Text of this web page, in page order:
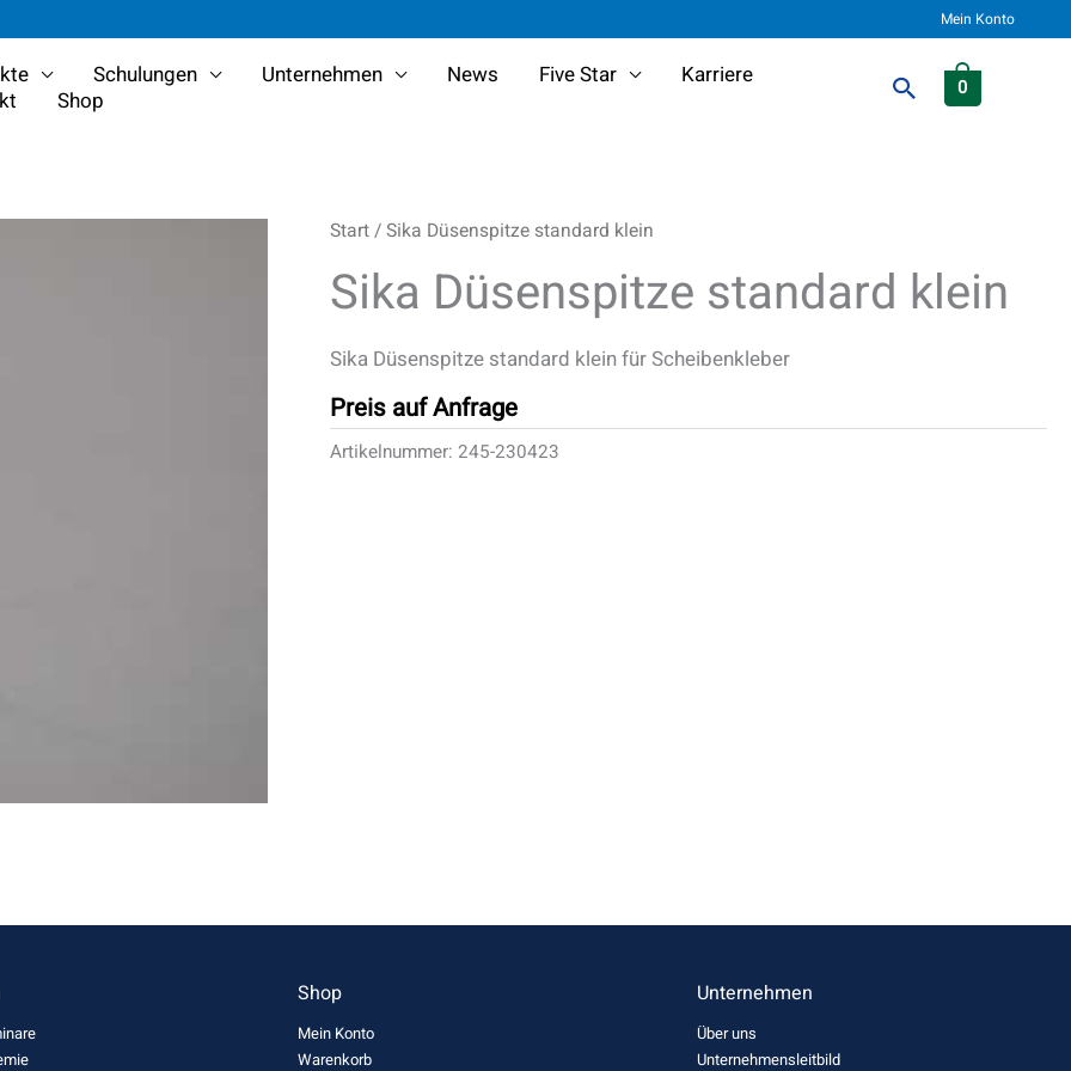
Mein Konto
Schulungen Unternehmen News Five Star
Karriere
Shop Suchen
0
Start/ Sika Düsenspitze standard klein
Sika Düsenspitze standard klein
Sika Düsenspitze standard klein für Scheibenkleber
Preis auf Anfrage
Artikelnummer:245-230423
Shop
Mein Konto
Warenkorb
Unternehmen
Über uns
Unternehmensleitbild